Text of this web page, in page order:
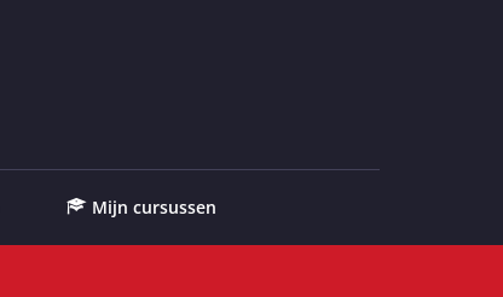
Mijn cursussen